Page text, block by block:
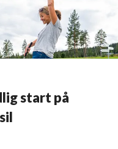
start på